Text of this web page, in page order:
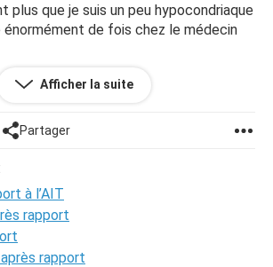
plus que je suis un peu hypocondriaque
énormément de fois chez le médecin
de l’AIT sont de plus en plus
de détecter à 100% les séquelles
Afficher la suite
Partager
à l’AIT
rapport
rapport